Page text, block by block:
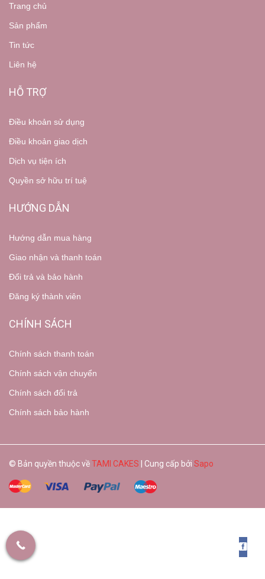
Trang chủ
Sản phẩm
Tin tức
Liên hệ
HỖ TRỢ
Điều khoản sử dụng
Điều khoản giao dịch
Dịch vụ tiện ích
Quyền sở hữu trí tuệ
HƯỚNG DẪN
Hướng dẫn mua hàng
Giao nhận và thanh toán
Đổi trả và bảo hành
Đăng ký thành viên
CHÍNH SÁCH
Chính sách thanh toán
Chính sách vận chuyển
Chính sách đổi trả
Chính sách bảo hành
© Bản quyền thuộc vềTAMI CAKES | Cung cấp bởi Sapo